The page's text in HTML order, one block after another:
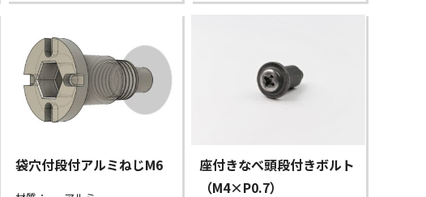
袋穴付段付アルミねじM6
座付きなべ頭段付きボルト
（M4×P0.7）